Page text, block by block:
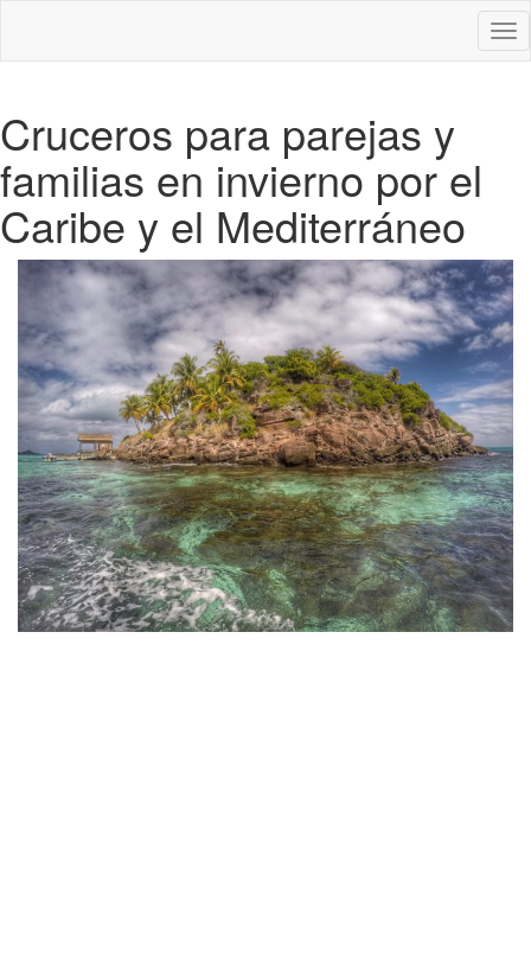
Cruceros para parejas y
familias en invierno por el
Caribe y el Mediterráneo